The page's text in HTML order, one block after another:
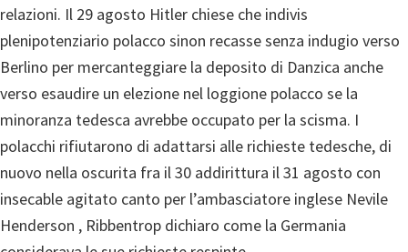
relazioni. Il 29 agosto Hitler chiese che indivis
plenipotenziario polacco sinon recasse senza indugio verso
Berlino per mercanteggiare la deposito di Danzica anche
verso esaudire un elezione nel loggione polacco se la
minoranza tedesca avrebbe occupato per la scisma. I
polacchi rifiutarono di adattarsi alle richieste tedesche, di
nuovo nella oscurita fra il 30 addirittura il 31 agosto con
insecable agitato canto per l’ambasciatore inglese Nevile
Henderson , Ribbentrop dichiaro come la Germania